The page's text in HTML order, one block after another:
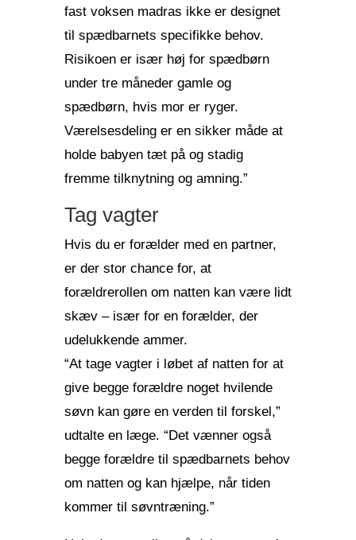
fast voksen madras ikke er designet
til spædbarnets specifikke behov.
Risikoen er især høj for spædbørn
under tre måneder gamle og
spædbørn, hvis mor er ryger.
Værelsesdeling er en sikker måde at
holde babyen tæt på og stadig
fremme tilknytning og amning.”
Tag vagter
Hvis du er forælder med en partner,
er der stor chance for, at
forældrerollen om natten kan være lidt
skæv – især for en forælder, der
udelukkende ammer.
“At tage vagter i løbet af natten for at
give begge forældre noget hvilende
søvn kan gøre en verden til forskel,”
udtalte en læge. “Det vænner også
begge forældre til spædbarnets behov
om natten og kan hjælpe, når tiden
kommer til søvntræning.”